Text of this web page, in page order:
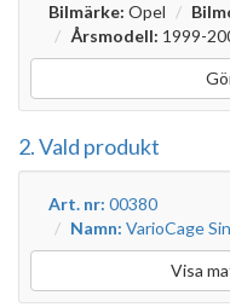
Bilmärke: Opel
Årsmodell: 1999-
2. Vald produkt
Art. nr: 00380
Namn: VarioCage
Visa